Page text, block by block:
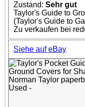
Zustand: Sehr gut
Taylor's Guide to
(Taylor's Guide to
Zu verkaufen bei
Siehe auf eBay